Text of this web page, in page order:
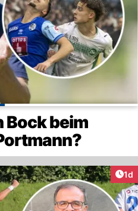
Bock beim
1d